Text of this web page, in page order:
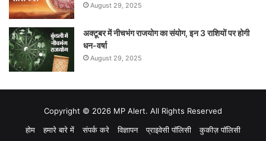
August 29, 2025
अक्टूबर में नीचभंग राजयोग का संयोग, इन 3 राशियों पर होगी
धन-वर्षा
August 29, 2025
Copyright © 2026 MP Alert. All Rights Reserved
होम
हमारे बारे में संपर्क करे विज्ञापन प्राइवेसी पॉलिसी कुकीज़ पॉलिसी